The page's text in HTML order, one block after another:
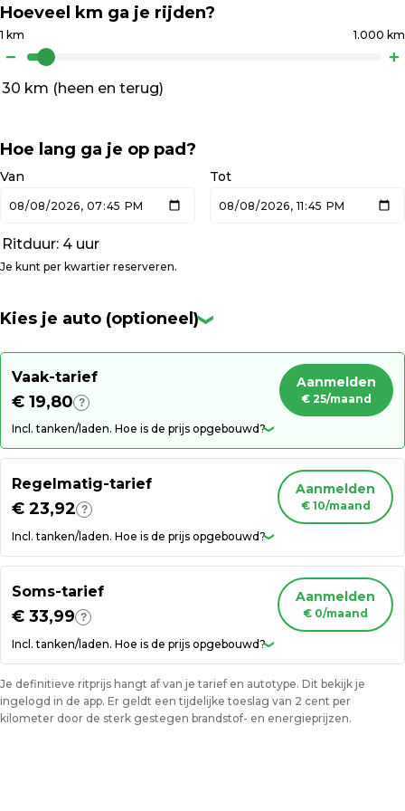
Hoeveel km ga je rijden?
1 km 1.000 km
− +
30 km (heen en terug)
Hoe lang ga je op pad?
Van Tot
Ritduur: 4 uur
Je kunt per kwartier reserveren.
Kies je auto (optioneel)❯
Vaak-tarief
€ 19,80 ?
Aanmelden
€ 25/maand
Incl. tanken/laden. Hoe is de prijs opgebouwd?❯
Regelmatig-tarief
€ 23,92 ?
Aanmelden
€ 10/maand
Incl. tanken/laden. Hoe is de prijs opgebouwd?❯
Soms-tarief
€ 33,99 ?
Aanmelden
€ 0/maand
Incl. tanken/laden. Hoe is de prijs opgebouwd?❯
Je definitieve ritprijs hangt af van je tarief en autotype. Dit bekijk je
ingelogd in de app. Er geldt een tijdelijke toeslag van 2 cent per
kilometer door de sterk gestegen brandstof- en energieprijzen.